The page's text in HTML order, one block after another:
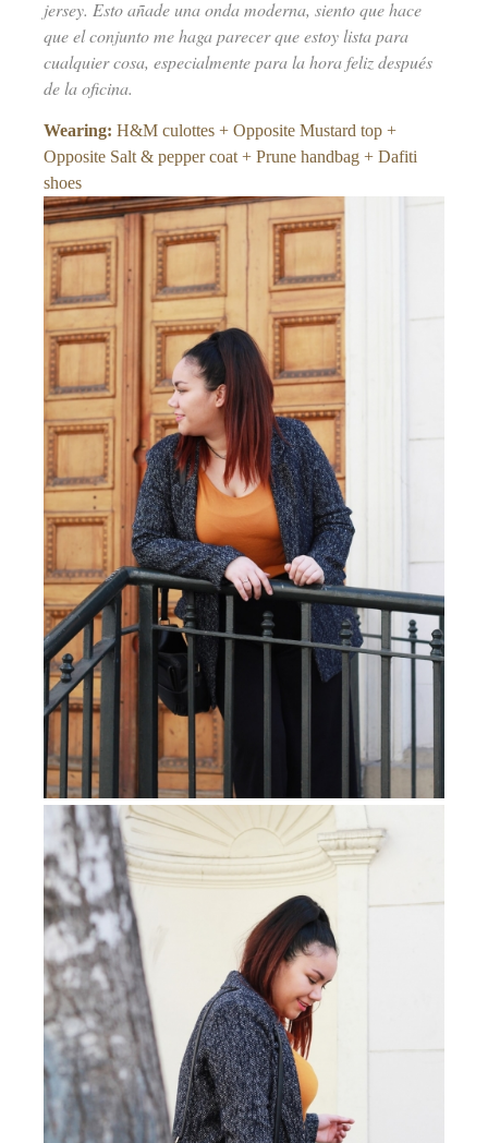
jersey. Esto añade una onda moderna, siento que hace
que el conjunto me haga parecer que estoy lista para
cualquier cosa, especialmente para la hora feliz después
de la oficina.
Wearing: H&M culottes + Opposite Mustard top +
Opposite Salt & pepper coat + Prune handbag + Dafiti
shoes